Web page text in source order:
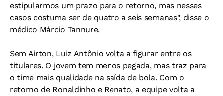
estipularmos um prazo para o retorno, mas nesses
casos costuma ser de quatro a seis semanas", disse o
médico Márcio Tannure.
Sem Airton, Luiz Antônio volta a figurar entre os
titulares. O jovem tem menos pegada, mas traz para
o time mais qualidade na saída de bola. Com o
retorno de Ronaldinho e Renato, a equipe volta a